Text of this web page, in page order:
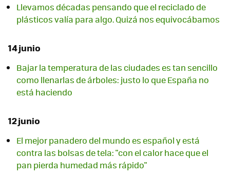
Llevamos décadas pensando que el reciclado de
plásticos valía para algo. Quizá nos equivocábamos
14 junio
Bajar la temperatura de las ciudades es tan sencillo
como llenarlas de árboles: justo lo que España no
está haciendo
12 junio
El mejor panadero del mundo es español y está
contra las bolsas de tela: "con el calor hace que el
pan pierda humedad más rápido"